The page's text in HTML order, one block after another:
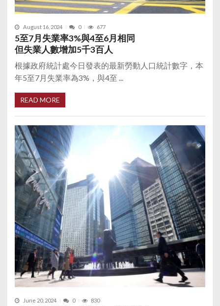
August 16, 2024 0 677
5至7月失業率3%與4至6月相同
但失業人數增加5千3百人
根據政府統計處今日發表的最新勞動人口統計數字，本
年5至7月失業率為3%，與4至 ...
READ MORE
June 20, 2024 0 830